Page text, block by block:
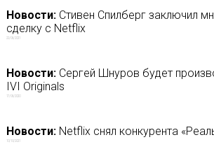
Новости:Стивен Спилберг заключил
сделку с Netflix
22/06/2021
Новости:Сергей Шнуров будет
IVI Originals
17/06/2020
Новости:Netflix снял конкурента
10/10/2021